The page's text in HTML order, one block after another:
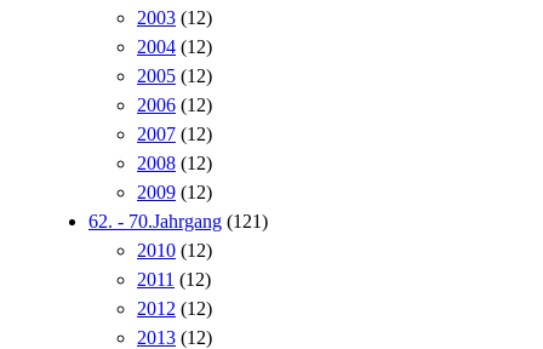
2003 (12)
2004 (12)
2005 (12)
2006 (12)
2007 (12)
2008 (12)
2009 (12)
62. - 70.Jahrgang (121)
2010 (12)
2011 (12)
2012 (12)
2013 (12)